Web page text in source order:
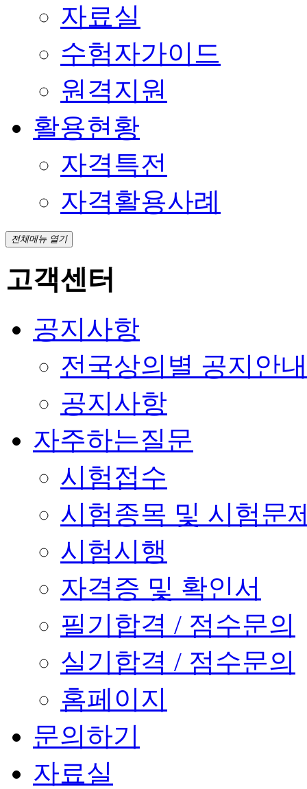
자료실
수험자가이드
원격지원
활용현황
자격특전
자격활용사례
전체메뉴 열기
고객센터
공지사항
전국상의별 공지안내
공지사항
자주하는질문
시험접수
시험종목 및 시험문
시험시행
자격증 및 확인서
필기합격 / 점수문의
실기합격 / 점수문의
홈페이지
문의하기
자료실